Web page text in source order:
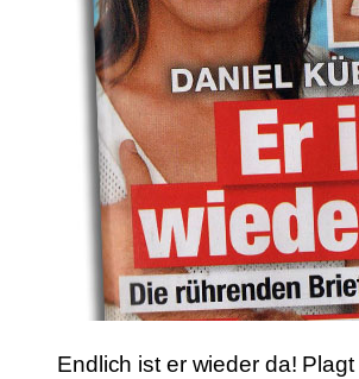
Endlich ist er wieder da! Plagt